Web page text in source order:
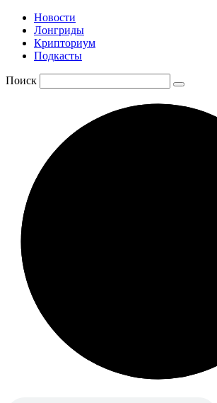
Новости
Лонгриды
Крипториум
Подкасты
Поиск